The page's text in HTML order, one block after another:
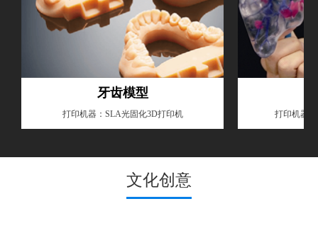
牙齿模型
打印机器：SLA光固化3D打印机 打印机器
文化创意